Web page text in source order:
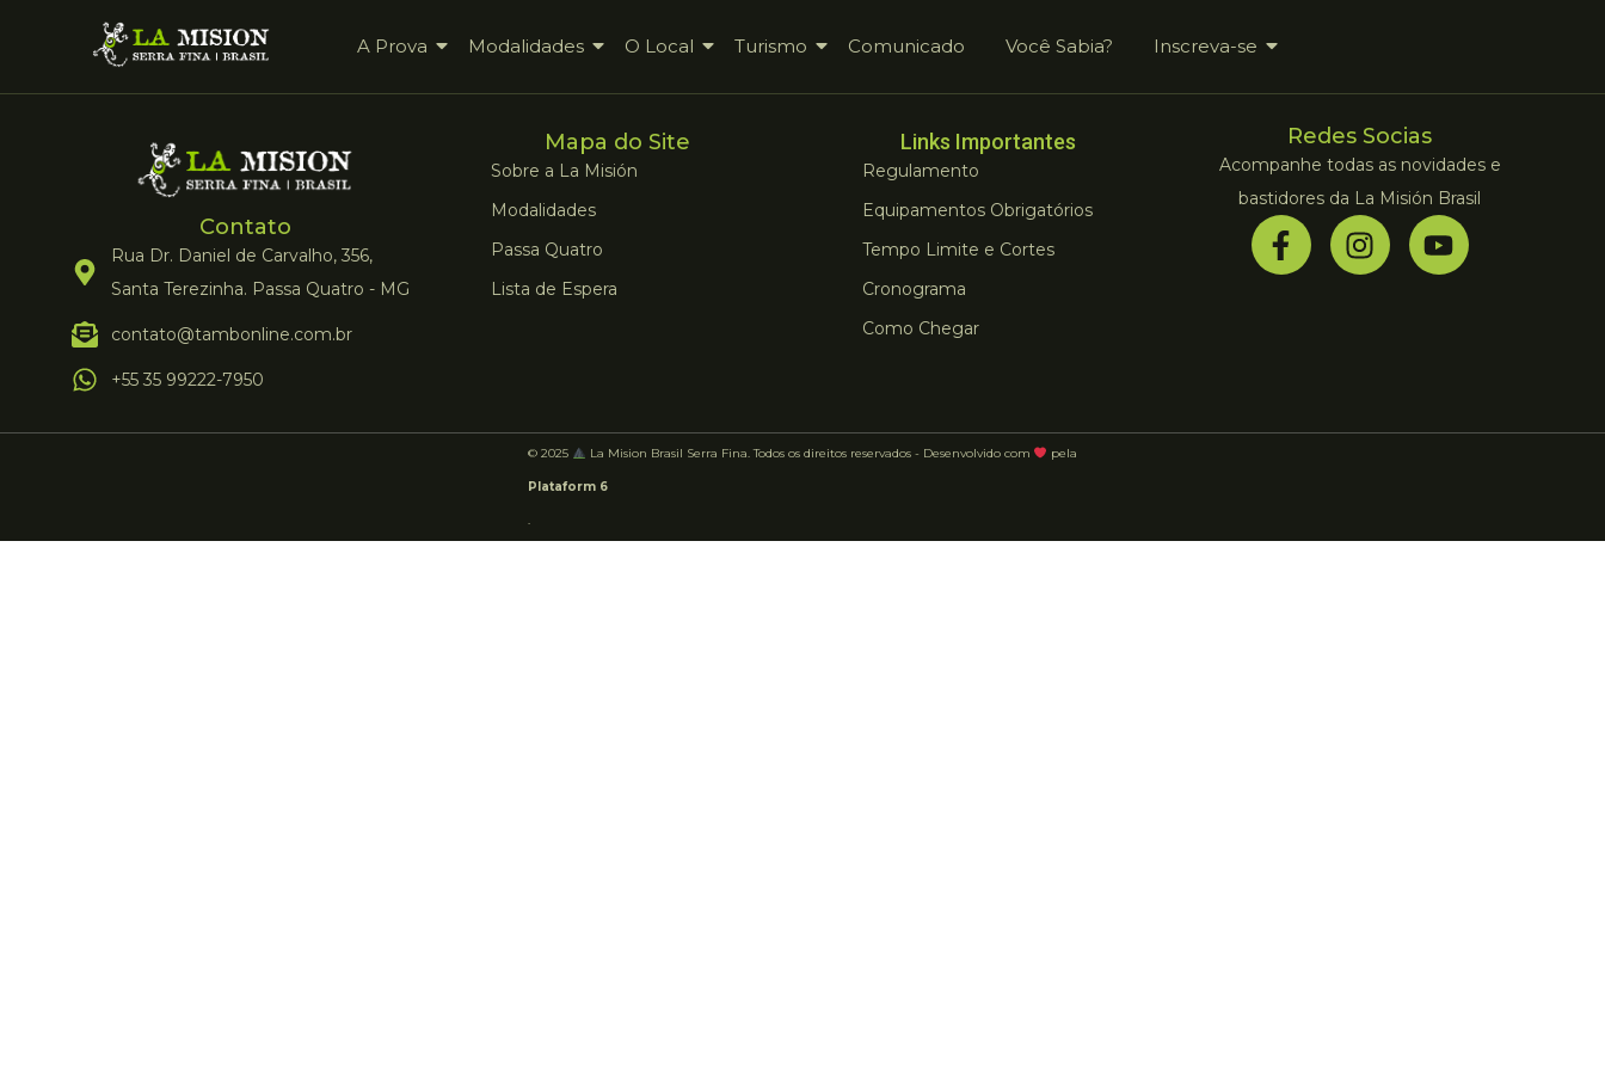
A Prova Modalidades O Local Turismo Comunicado Você Sabia? Inscreva-se
Contato
Rua Dr. Daniel de Carvalho, 356,
Santa Terezinha. Passa Quatro - MG
contato@tambonline.com.br
+55 35 99222-7950
Mapa do Site
Sobre a La Misión
Modalidades
Passa Quatro
Lista de Espera
Links Importantes
Regulamento
Equipamentos Obrigatórios
Tempo Limite e Cortes
Cronograma
Como Chegar
Redes Socias
Acompanhe todas as novidades e
bastidores da La Misión Brasil
© 2025 La Mision Brasil Serra Fina. Todos os direitos reservados - Desenvolvido com pela
Plataform 6
.